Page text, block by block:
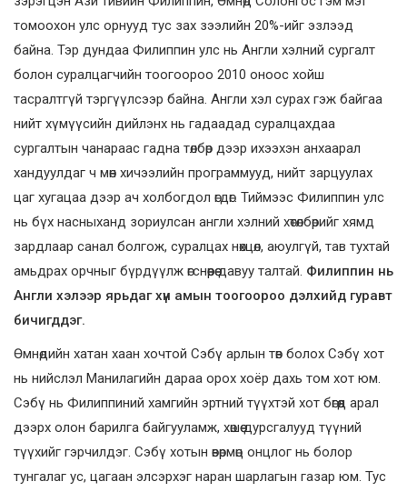
томоохон улс орнууд тус зах зээлийн 20%-ийг эзлээд
байна. Тэр дундаа Филиппин улс нь Англи хэлний сургалт
болон суралцагчийн тоогоороо 2010 оноос хойш
тасралтгүй тэргүүлсээр байна. Англи хэл сурах гэж байгаа
нийт хүмүүсийн дийлэнх нь гадаадад суралцахдаа
сургалтын чанараас гадна төлбөр дээр ихээхэн анхаарал
хандуулдаг ч мөн хичээлийн программууд, нийт зарцуулах
цаг хугацаа дээр ач холбогдол өгдөг. Тиймээс Филиппин улс
нь бүх насныханд зориулсан англи хэлний хөтөлбөрийг хямд
зардлаар санал болгож, суралцах нөхцөл, аюулгүй, тав тухтай
амьдрах орчныг бүрдүүлж өгснөөрөө давуу талтай. Филиппин нь
Англи хэлээр ярьдаг хүн амын тоогоороо дэлхийд гуравт
бичигддэг.
Өмнөдийн хатан хаан хочтой Сэбү арлын төв болох Сэбү хот
нь нийслэл Манилагийн дараа орох хоёр дахь том хот юм.
Сэбү нь Филиппиний хамгийн эртний түүхтэй хот бөгөөд арал
дээрх олон барилга байгууламж, хөшөө дурсгалууд түүний
түүхийг гэрчилдэг. Сэбү хотын өвөрмөц онцлог нь болор
тунгалаг ус, цагаан элсэрхэг наран шарлагын газар юм. Тус